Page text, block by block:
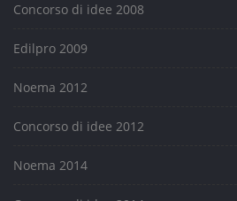
Concorso di idee 2008
Edilpro 2009
Noema 2012
Concorso di idee 2012
Noema 2014